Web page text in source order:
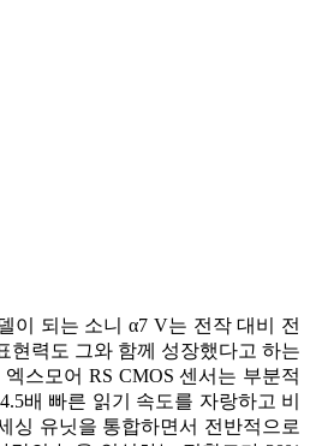
이 되는 소니 α7 V는 전작 대비 전
현력도 그와 함께 성장했다고 하는
스모어 RS CMOS 센서는 부분적
배 빠른 읽기 속도를 자랑하고 비
싱 유닛을 통합하면서 전반적으로